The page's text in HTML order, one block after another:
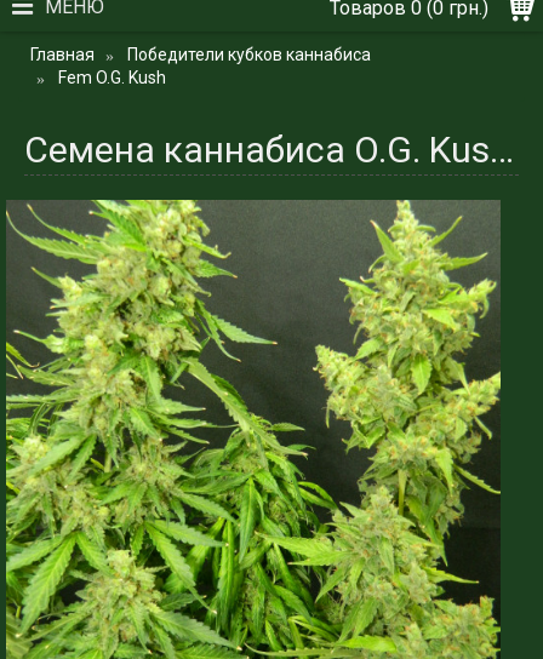
Товаров 0 (0 грн.)
МЕНЮ
Главная
Победители кубков каннабиса
Fem O.G. Kush
Семена каннабиса O.G. Kush fem - Плоды для Свободы Мыслей и Вкуса Победы от Gold Seeds